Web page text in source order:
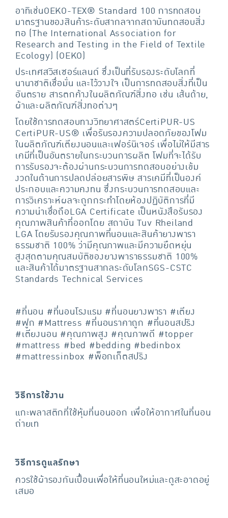
อาทิเช่นOEKO-TEX® Standard 100 การทดสอบ
มาตรฐานของสินค้าระดับสากลจากสถาบันทดสอบสิ่ง
ทอ (The International Association for
Research and Testing in the Field of Textile
Ecology) (OEKO)
ประเทศสวิสเซอร์แลนด์ ซึ่งเป็นที่รับรองระดับโลกที่
นานาชาติเชื่อมั่น และไว้วางใจ เป็นการทดสอบสิ่งที่เป็น
อันตราย สารตกค้างในผลิตภัณฑ์สิ่งทอ เช่น เส้นด้าย,
ผ้าและผลิตภัณฑ์สิ่งทอต่างๆ
โดยใช้การทดสอบทางวิทยาศาสตร์CertiPUR-US
CertiPUR-US® เพื่อรับรองความปลอดภัยของโฟม
ในผลิตภัณฑ์เตียงนอนและเฟอร์นิเจอร์ เพื่อไม่ให้มีสาร
เคมีที่เป็นอันตรายในกระบวนการผลิต โฟมที่จะได้รับ
การรับรองจะต้องผ่านกระบวนการทดสอบอย่างเข้ม
งวดในด้านการปลดปล่อยสารพิษ สารเคมีที่เป็นองค์
ประกอบและความคงทน ซึ่งกระบวนการทดสอบและ
การวิเคราะห์ผลจะถูกกระทำโดยห้องปฏิบัติการที่มี
ความน่าเชื่อถือLGA Certificate เป็นหนังสือรับรอง
คุณภาพสินค้าที่ออกโดย สถาบัน Tuv Rheiland
LGA โดยรับรองคุณภาพที่นอนและสินค้ายางพารา
ธรรมชาติ 100% ว่ามีคุณภาพและมีความยืดหยุ่น
สูงสุดตามคุณสมบัติของยางพาราธรรมชาติ 100%
และสินค้าได้มาตรฐานสากลระดับโลกSGS-CSTC
Standards Technical Services
#ที่นอน #ที่นอนโรงแรม #ที่นอนยางพารา #เตียง
#ฟูก #Mattress #ที่นอนราคาถูก #ที่นอนสปริง
#เตียงนอน #คุณภาพสูง #คุณภาพดี #topper
#mattress #bed #bedding #bedinbox
#mattressinbox #พ็อกเก็ตสปริง
วิธีการใช้งาน
แกะพลาสติกที่ใช้หุ้มที่นอนออก เพื่อให้อากาศในที่นอน
ถ่ายเท
วิธีการดูแลรักษา
ควรใช้ผ้ารองกันเปื้อนเพื่อให้ที่นอนใหม่และดูสะอาดอยู่
เสมอ